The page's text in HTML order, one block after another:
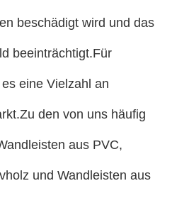
beschädigt wird und das
beeinträchtigt.Für
eine Vielzahl an
den von uns häufig
aus PVC,
und Wandleisten aus